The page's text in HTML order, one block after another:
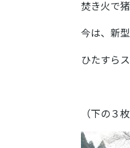
焚き火で
今は、新
ひたすら
（下の３